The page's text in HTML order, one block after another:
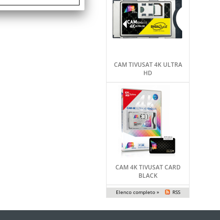
CAM TIVUSAT 4K ULTRA
HD
CAM 4K TIVUSAT CARD
BLACK
Elenco completo » RSS